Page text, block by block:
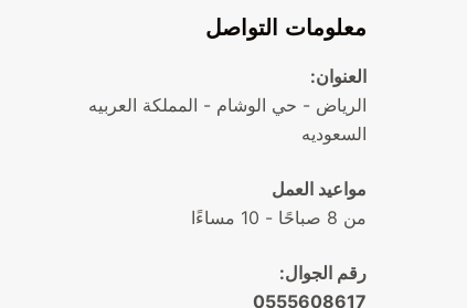
معلومات التواصل
العنوان:
الرياض - حي الوشام - المملكة العربيه
السعوديه
مواعيد العمل
من 8 صباحًا - 10 مساءًا
رقم الجوال:
0555608617